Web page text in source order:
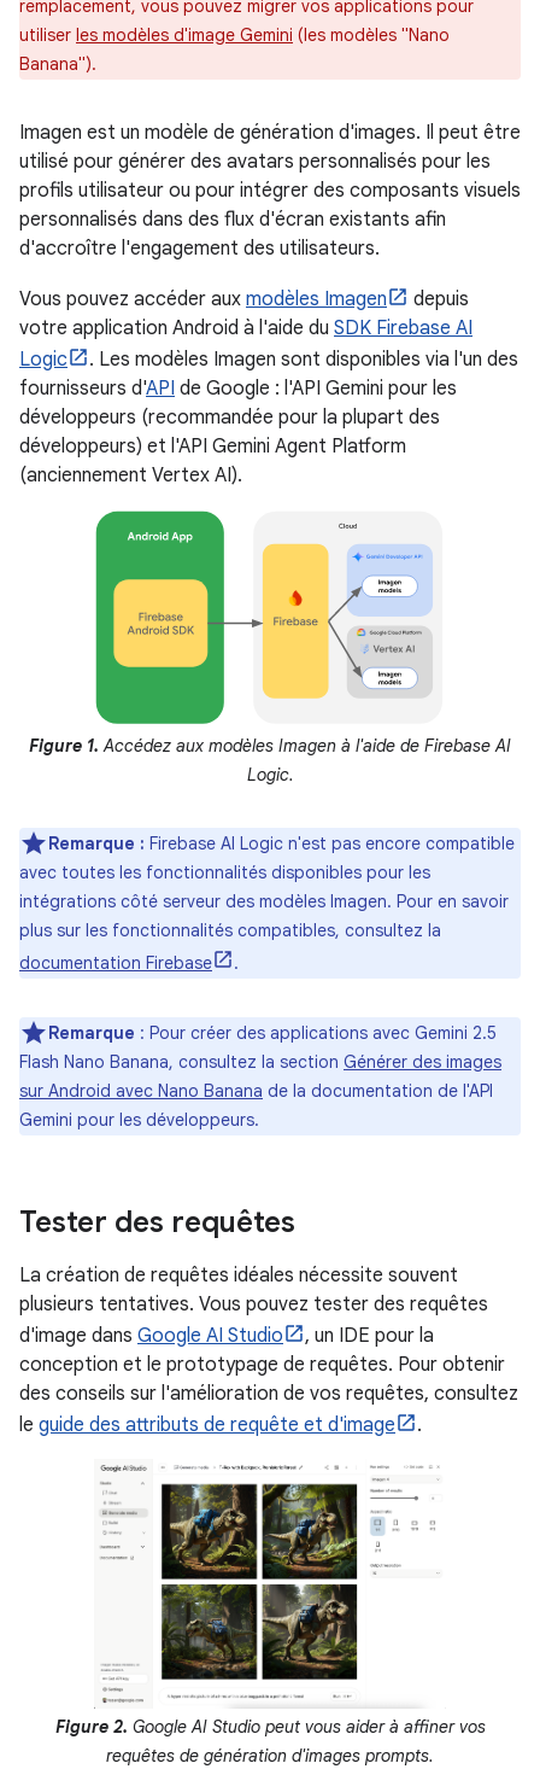
remplacement, vous pouvez migrer vos applications pour
utiliser les modèles d'image Gemini (les modèles "Nano
Banana").
Imagen est un modèle de génération d'images. Il peut être
utilisé pour générer des avatars personnalisés pour les
profils utilisateur ou pour intégrer des composants visuels
personnalisés dans des flux d'écran existants afin
d'accroître l'engagement des utilisateurs.
Vous pouvez accéder aux modèles Imagen
depuis
votre application Android à l'aide du SDK Firebase AI
Logic
. Les modèles Imagen sont disponibles via l'un des
fournisseurs d'API de Google : l'API Gemini pour les
développeurs (recommandée pour la plupart des
développeurs) et l'API Gemini Agent Platform
(anciennement Vertex AI).
Figure 1. Accédez aux modèles Imagen à l'aide de Firebase AI
Logic.
Remarque : Firebase AI Logic n'est pas encore compatible
avec toutes les fonctionnalités disponibles pour les
intégrations côté serveur des modèles Imagen. Pour en savoir
plus sur les fonctionnalités compatibles, consultez la
documentation Firebase
.
Remarque : Pour créer des applications avec Gemini 2.5
Flash Nano Banana, consultez la section Générer des images
sur Android avec Nano Banana de la documentation de l'API
Gemini pour les développeurs.
Tester des requêtes
La création de requêtes idéales nécessite souvent
plusieurs tentatives. Vous pouvez tester des requêtes
d'image dans Google AI Studio
, un IDE pour la
conception et le prototypage de requêtes. Pour obtenir
des conseils sur l'amélioration de vos requêtes, consultez
le guide des attributs de requête et d'image .
Figure 2. Google AI Studio peut vous aider à affiner vos
requêtes de génération d'images prompts.